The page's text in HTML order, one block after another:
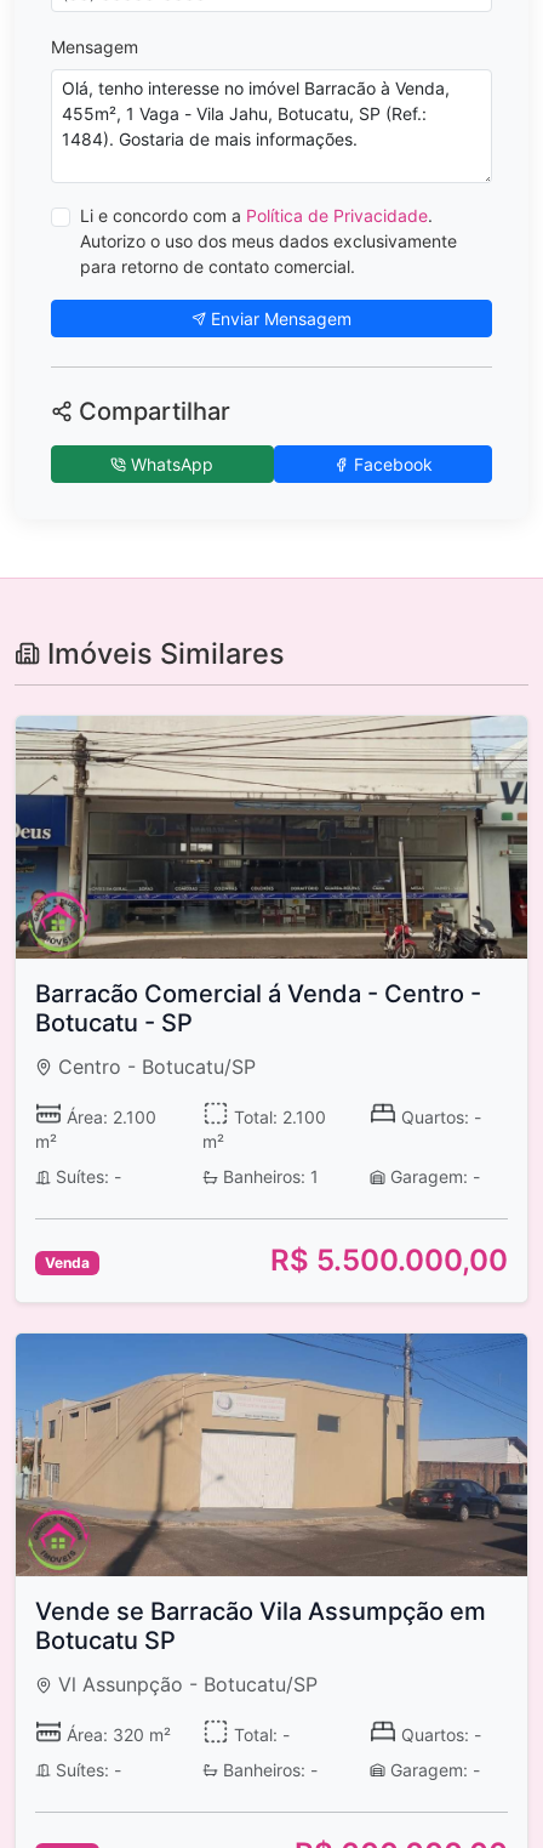
Mensagem
Li e concordo com a Política de Privacidade.
Autorizo o uso dos meus dados exclusivamente
para retorno de contato comercial.
Enviar Mensagem
Compartilhar
WhatsApp Facebook
Imóveis Similares
Barracão Comercial á Venda - Centro -
Botucatu - SP
Centro - Botucatu/SP
Área: 2.100
m²
Total: 2.100
m²
Quartos: -
Suítes: - Banheiros: 1 Garagem: -
Venda R$ 5.500.000,00
Vende se Barracão Vila Assumpção em
Botucatu SP
Vl Assunpção - Botucatu/SP
Área: 320 m² Total: -
Quartos: -
Suítes: -
Banheiros: - Garagem: -